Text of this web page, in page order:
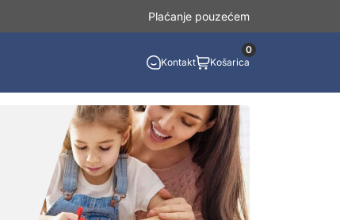
Plaćanje pouzećem
Kontakt Košarica
0